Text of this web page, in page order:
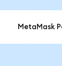
MetaMask